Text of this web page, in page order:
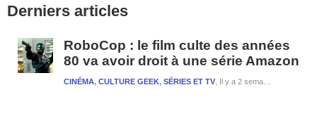
latérale
Derniers articles
RoboCop : le film culte des années
80 va avoir droit à une série Amazon
Il y a 2 semaines et 4 jours
CINÉMA, CULTURE GEEK, SÉRIES ET TV